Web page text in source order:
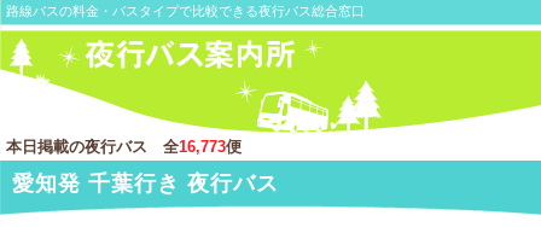
路線バスの料金・バスタイプで比較できる夜行バス総合窓口
本日掲載の夜行バス 全16,773便
愛知発 千葉行き 夜行バス